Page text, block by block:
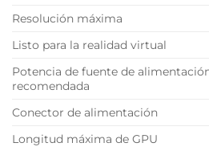
Resolución máxima
Listo para la realidad virtual
Potencia de fuente de
recomendada
Conector de alimentación
Longitud máxima de GPU